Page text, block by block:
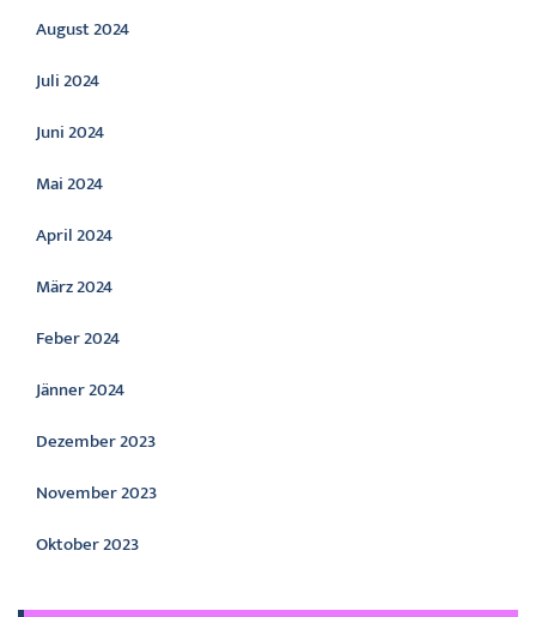
August 2024
Juli 2024
Juni 2024
Mai 2024
April 2024
März 2024
Feber 2024
Jänner 2024
Dezember 2023
November 2023
Oktober 2023